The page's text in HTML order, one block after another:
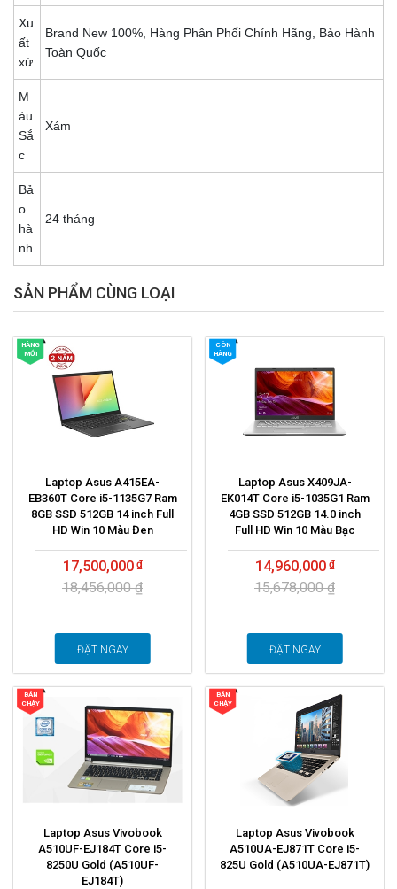
Xu
ất
xứ
Brand New 100%, Hàng Phân Phối Chính Hãng, Bảo Hành
Toàn Quốc
M
àu
Sắ
c
Xám
Bả
o
hà
nh
24 tháng
SẢN PHẨM CÙNG LOẠI
HÀNG
MỚI
Laptop Asus A415EA-
EB360T Core i5-1135G7 Ram
8GB SSD 512GB 14 inch Full
HD Win 10 Màu Đen
17,500,000
18,456,000 ₫
ĐẶT NGAY
CÒN
HÀNG
Laptop Asus X409JA-
EK014T Core i5-1035G1 Ram
4GB SSD 512GB 14.0 inch
Full HD Win 10 Màu Bạc
14,960,000
15,678,000 ₫
ĐẶT NGAY
BÁN
CHẠY
Laptop Asus Vivobook
A510UF-EJ184T Core i5-
8250U Gold (A510UF-
EJ184T)
BÁN
CHẠY
Laptop Asus Vivobook
A510UA-EJ871T Core i5-
825U Gold (A510UA-EJ871T)